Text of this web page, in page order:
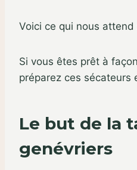
Voici ce qui nous attend
Si vous êtes prêt à
préparez ces sécateurs
Le but de la
genévriers